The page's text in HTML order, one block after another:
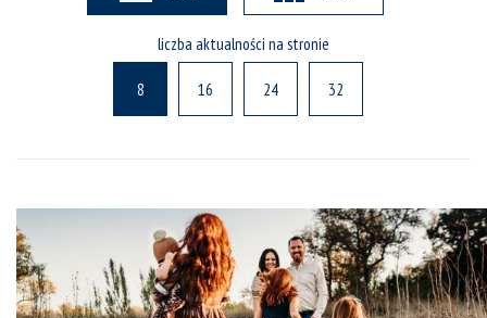
liczba aktualności na stronie
8 16 24 32